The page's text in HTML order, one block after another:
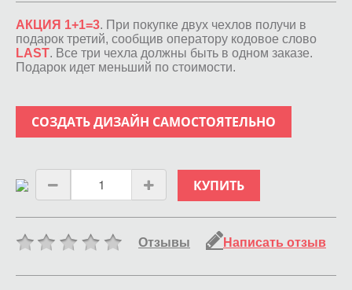
АКЦИЯ 1+1=3. При покупке двух чехлов получи в
подарок третий, сообщив оператору кодовое слово
LAST. Все три чехла должны быть в одном заказе.
Подарок идет меньший по стоимости.
СОЗДАТЬ ДИЗАЙН САМОСТОЯТЕЛЬНО
КУПИТЬ
Отзывы Написать отзыв